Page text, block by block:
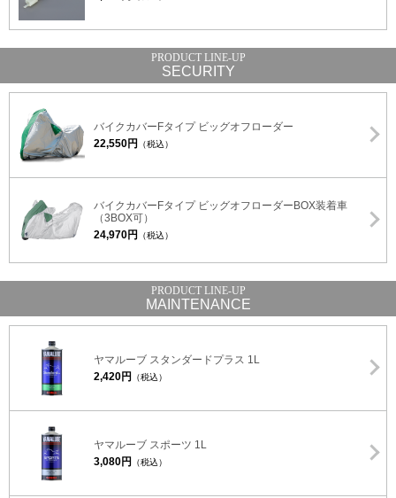
SECURITY
バイクカバーFタイプ ビッグオフローダー
22,550円 （税込）
バイクカバーFタイプ ビッグオフローダーBOX装着車
（3BOX可）
24,970円 （税込）
MAINTENANCE
ヤマルーブ スタンダードプラス 1L
2,420円 （税込）
ヤマルーブ スポーツ 1L
3,080円 （税込）